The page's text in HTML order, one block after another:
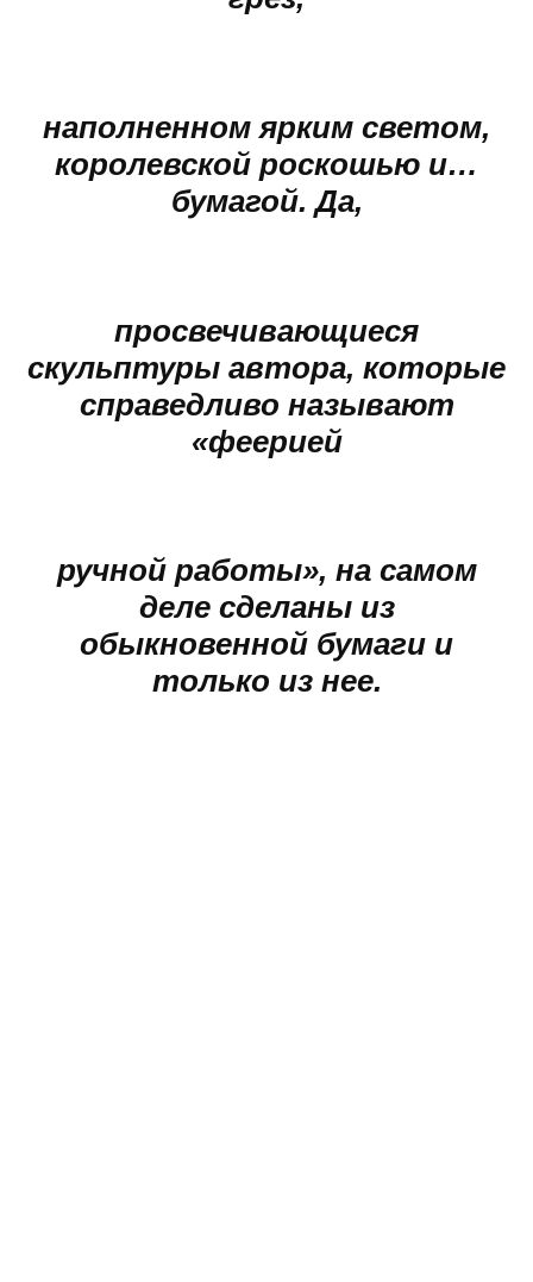
наполненном ярким светом,
королевской роскошью и…
бумагой. Да,
просвечивающиеся
скульптуры автора, которые
справедливо называют
«феерией
ручной работы», на самом
деле сделаны из
обыкновенной бумаги и
только из нее.